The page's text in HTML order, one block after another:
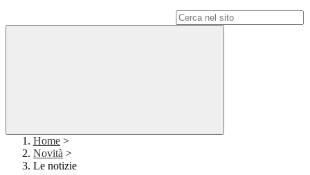
Home >
Novità >
Le notizie